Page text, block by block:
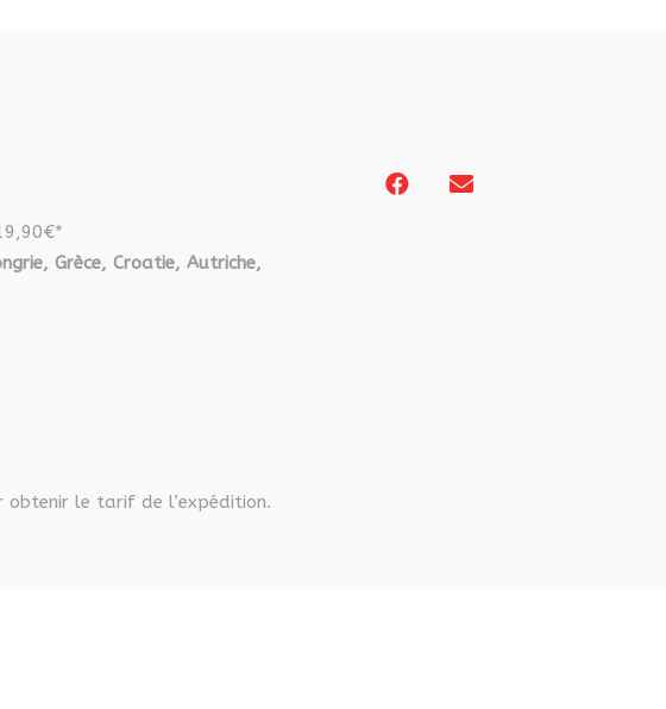
Grèce, Croatie, Autriche,
obtenir le tarif de l’expédition.